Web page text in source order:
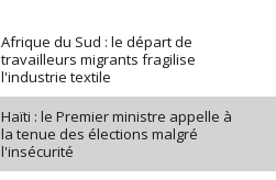
Afrique du Sud : le départ de
travailleurs migrants fragilise
l'industrie textile
Haïti : le Premier ministre appelle à
la tenue des élections malgré
l'insécurité